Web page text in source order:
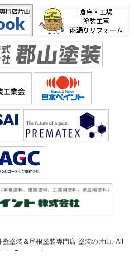
塗装＆屋根塗装専門店 塗装の片山. All
Reserved.